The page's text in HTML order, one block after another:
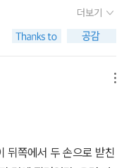
기대로 흘러 간다며 안
좋은 일이란 도대체 무
의 끝은 [기울어진 탑과
된다는 것이 이 책의 가
를 만드는 과정이 무척
비교하기도 하구요.
상호작용하는 것을 넘
[기울어진 탑과 유령 가
이어서 다음 이야기를 만
같은 아이들을 수없이
……. 밧줄에서
없었어요.유령 가족은
된 아이랍니다. >-<여
고 직설적인 언어로 표
마음은 그렇게 못되지
것을 언어로 표현할 줄
사람들에게 필요하다고
오해할 수도 있으니 부
이 그림책을 보고 다른
책에 쓰여진 색도 그렇
더보기
뒤쪽에서 두 손으로 받친